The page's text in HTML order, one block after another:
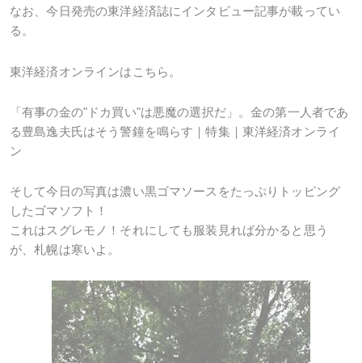
なお、今日発売の東洋経済誌にインタビュー記事が載ってい
る。
東洋経済オンラインはこちら。
「有事の金の"ドカ買い"は悪魔の選択だ」。金の第一人者であ
る豊島逸夫氏はそう警鐘を鳴らす｜特集｜東洋経済オンライ
ン
そして今日の写真は濃い黒ゴマソースをたっぷりトッピング
したゴマソフト！
これはスグレモノ！それにしても服装見れば分かると思う
が、札幌は寒いよ。